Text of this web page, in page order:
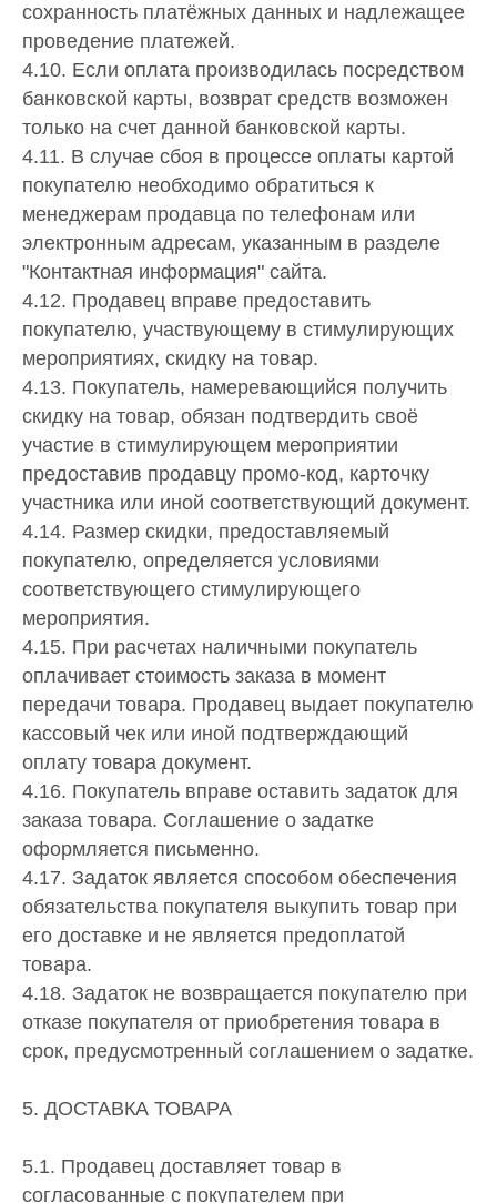
сохранность платёжных данных и надлежащее
проведение платежей.
4.10. Если оплата производилась посредством
банковской карты, возврат средств возможен
только на счет данной банковской карты.
4.11. В случае сбоя в процессе оплаты картой
покупателю необходимо обратиться к
менеджерам продавца по телефонам или
электронным адресам, указанным в разделе
"Контактная информация" сайта.
4.12. Продавец вправе предоставить
покупателю, участвующему в стимулирующих
мероприятиях, скидку на товар.
4.13. Покупатель, намеревающийся получить
скидку на товар, обязан подтвердить своё
участие в стимулирующем мероприятии
предоставив продавцу промо-код, карточку
участника или иной соответствующий документ.
4.14. Размер скидки, предоставляемый
покупателю, определяется условиями
соответствующего стимулирующего
мероприятия.
4.15. При расчетах наличными покупатель
оплачивает стоимость заказа в момент
передачи товара. Продавец выдает покупателю
кассовый чек или иной подтверждающий
оплату товара документ.
4.16. Покупатель вправе оставить задаток для
заказа товара. Соглашение о задатке
оформляется письменно.
4.17. Задаток является способом обеспечения
обязательства покупателя выкупить товар при
его доставке и не является предоплатой
товара.
4.18. Задаток не возвращается покупателю при
отказе покупателя от приобретения товара в
срок, предусмотренный соглашением о задатке.
5. ДОСТАВКА ТОВАРА
5.1. Продавец доставляет товар в
согласованные с покупателем при